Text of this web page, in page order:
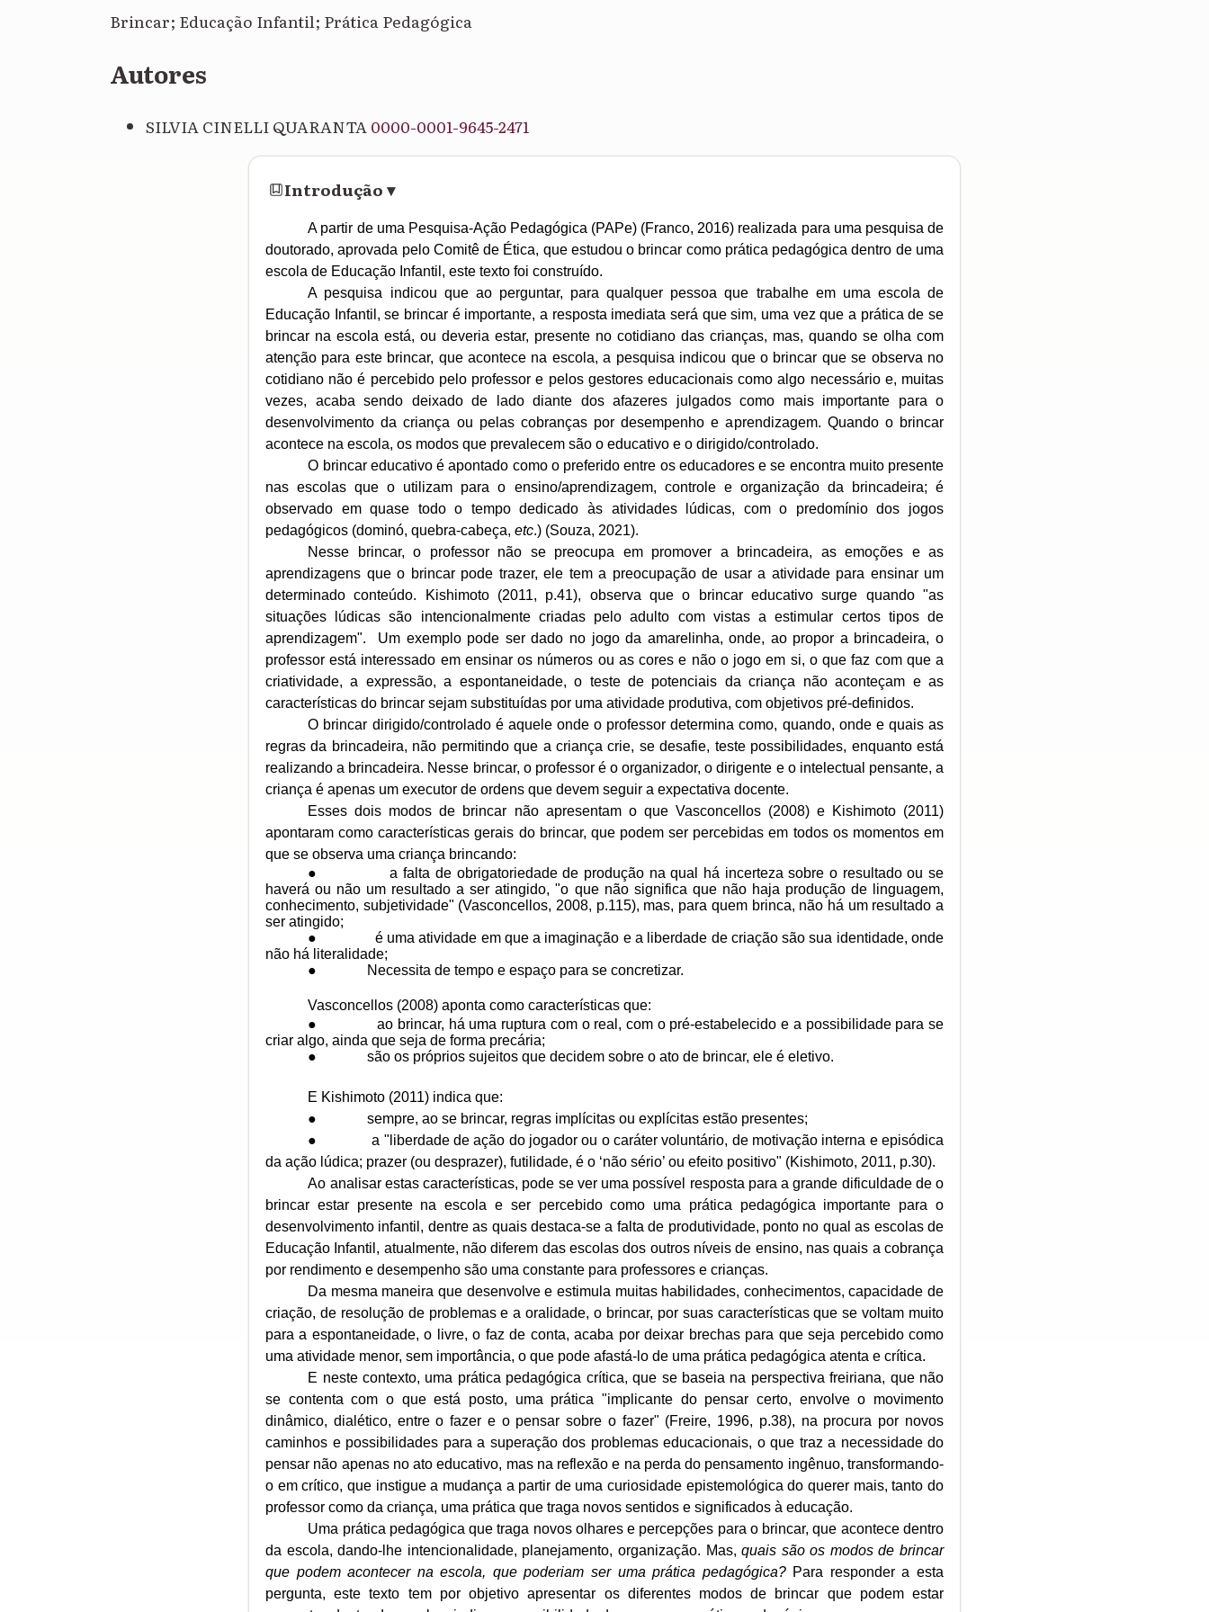
Brincar; Educação Infantil; Prática Pedagógica
Autores
SILVIA CINELLI QUARANTA 0000-0001-9645-2471
Introdução▾
A partir de uma Pesquisa-Ação Pedagógica (PAPe) (Franco, 2016) realizada para uma pesquisa de
doutorado, aprovada pelo Comitê de Ética, que estudou o brincar como prática pedagógica dentro de uma
escola de Educação Infantil, este texto foi construído.
A pesquisa indicou que ao perguntar, para qualquer pessoa que trabalhe em uma escola de
Educação Infantil, se brincar é importante, a resposta imediata será que sim, uma vez que a prática de se
brincar na escola está, ou deveria estar, presente no cotidiano das crianças, mas, quando se olha com
atenção para este brincar, que acontece na escola, a pesquisa indicou que o brincar que se observa no
cotidiano não é percebido pelo professor e pelos gestores educacionais como algo necessário e, muitas
vezes, acaba sendo deixado de lado diante dos afazeres julgados como mais importante para o
desenvolvimento da criança ou pelas cobranças por desempenho e aprendizagem. Quando o brincar
acontece na escola, os modos que prevalecem são o educativo e o dirigido/controlado.
O brincar educativo é apontado como o preferido entre os educadores e se encontra muito presente
nas escolas que o utilizam para o ensino/aprendizagem, controle e organização da brincadeira; é
observado em quase todo o tempo dedicado às atividades lúdicas, com o predomínio dos jogos
pedagógicos (dominó, quebra-cabeça, etc.) (Souza, 2021).
Nesse brincar, o professor não se preocupa em promover a brincadeira, as emoções e as
aprendizagens que o brincar pode trazer, ele tem a preocupação de usar a atividade para ensinar um
determinado conteúdo. Kishimoto (2011, p.41), observa que o brincar educativo surge quando "as
situações lúdicas são intencionalmente criadas pelo adulto com vistas a estimular certos tipos de
aprendizagem". Um exemplo pode ser dado no jogo da amarelinha, onde, ao propor a brincadeira, o
professor está interessado em ensinar os números ou as cores e não o jogo em si, o que faz com que a
criatividade, a expressão, a espontaneidade, o teste de potenciais da criança não aconteçam e as
características do brincar sejam substituídas por uma atividade produtiva, com objetivos pré-definidos.
O brincar dirigido/controlado é aquele onde o professor determina como, quando, onde e quais as
regras da brincadeira, não permitindo que a criança crie, se desafie, teste possibilidades, enquanto está
realizando a brincadeira. Nesse brincar, o professor é o organizador, o dirigente e o intelectual pensante, a
criança é apenas um executor de ordens que devem seguir a expectativa docente.
Esses dois modos de brincar não apresentam o que Vasconcellos (2008) e Kishimoto (2011)
apontaram como características gerais do brincar, que podem ser percebidas em todos os momentos em
que se observa uma criança brincando:
●
a falta de obrigatoriedade de produção na qual há incerteza sobre o resultado ou se
haverá ou não um resultado a ser atingido, "o que não significa que não haja produção de linguagem,
conhecimento, subjetividade" (Vasconcellos, 2008, p.115), mas, para quem brinca, não há um resultado a
ser atingido;
●
é uma atividade em que a imaginação e a liberdade de criação são sua identidade, onde
não há literalidade;
●
Necessita de tempo e espaço para se concretizar.
Vasconcellos (2008) aponta como características que:
●
ao brincar, há uma ruptura com o real, com o pré-estabelecido e a possibilidade para se
criar algo, ainda que seja de forma precária;
●
são os próprios sujeitos que decidem sobre o ato de brincar, ele é eletivo.
E Kishimoto (2011) indica que:
●
sempre, ao se brincar, regras implícitas ou explícitas estão presentes;
●
a "liberdade de ação do jogador ou o caráter voluntário, de motivação interna e episódica
da ação lúdica; prazer (ou desprazer), futilidade, é o ‘não sério’ ou efeito positivo" (Kishimoto, 2011, p.30).
Ao analisar estas características, pode se ver uma possível resposta para a grande dificuldade de o
brincar estar presente na escola e ser percebido como uma prática pedagógica importante para o
desenvolvimento infantil, dentre as quais destaca-se a falta de produtividade, ponto no qual as escolas de
Educação Infantil, atualmente, não diferem das escolas dos outros níveis de ensino, nas quais a cobrança
por rendimento e desempenho são uma constante para professores e crianças.
Da mesma maneira que desenvolve e estimula muitas habilidades, conhecimentos, capacidade de
criação, de resolução de problemas e a oralidade, o brincar, por suas características que se voltam muito
para a espontaneidade, o livre, o faz de conta, acaba por deixar brechas para que seja percebido como
uma atividade menor, sem importância, o que pode afastá-lo de uma prática pedagógica atenta e crítica.
E neste contexto, uma prática pedagógica crítica, que se baseia na perspectiva freiriana, que não
se contenta com o que está posto, uma prática "implicante do pensar certo, envolve o movimento
dinâmico, dialético, entre o fazer e o pensar sobre o fazer" (Freire, 1996, p.38), na procura por novos
caminhos e possibilidades para a superação dos problemas educacionais, o que traz a necessidade do
pensar não apenas no ato educativo, mas na reflexão e na perda do pensamento ingênuo, transformando-
o em crítico, que instigue a mudança a partir de uma curiosidade epistemológica do querer mais, tanto do
professor como da criança, uma prática que traga novos sentidos e significados à educação.
Uma prática pedagógica que traga novos olhares e percepções para o brincar, que acontece dentro
da escola, dando-lhe intencionalidade, planejamento, organização. Mas,quais são os modos de brincar
que podem acontecer na escola, que poderiam ser uma prática pedagógica?Para responder a esta
pergunta, este texto tem por objetivo apresentar os diferentes modos de brincar que podem estar